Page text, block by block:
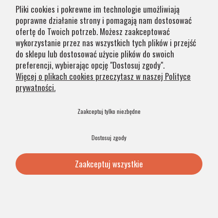
na zamówienie jest zaznaczony w opisie. Wierzymy, że na
nasze lampy warto czasem poczekać.
Kategorie
Obsługa klienta
© 2026 Argon Lampy. All Rights Reserved. .
Pliki cookies i pokrewne im technologie umożliwiają
poprawne działanie strony i pomagają nam dostosować
ofertę do Twoich potrzeb. Możesz zaakceptować
wykorzystanie przez nas wszystkich tych plików i przejść
do sklepu lub dostosować użycie plików do swoich
preferencji, wybierając opcję "Dostosuj zgody".
Więcej o plikach cookies przeczytasz w naszej Polityce
prywatności.
Zaakceptuj tylko niezbędne
Dostosuj zgody
Zaakceptuj wszystkie